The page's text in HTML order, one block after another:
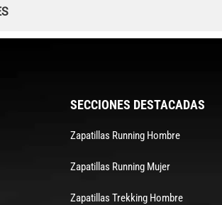
SECCIONES DESTACADAS
Zapatillas Running Hombre
Zapatillas Running Mujer
Zapatillas Trekking Hombre